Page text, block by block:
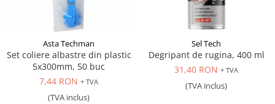
Antrenor articulat si culisant
Ciocan, levier, dalti si dornuri
Cleste si set clesti
Clicheti
Perie de sarma
Prese si extractoare
Asta Techman
Set coliere albastre din plastic
5x300mm, 50 buc
7,44 RON + TVA
(TVA inclus)
Sel Tech
Degripant de rugina, 400 ml
31,40 RON + TVA
(TVA inclus)